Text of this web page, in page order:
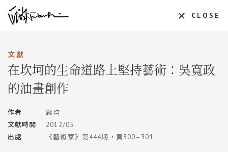
CLOSE
文獻
在坎坷的生命道路上堅持藝術：吳寬政
的油畫創作
作者
龎均
文獻時間
2012/05
出處
《藝術家》第444期，頁300–301